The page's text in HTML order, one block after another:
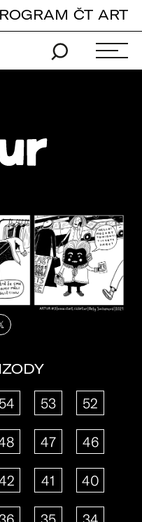
ČT ART
54 53 52
47 46
41 40
35 34